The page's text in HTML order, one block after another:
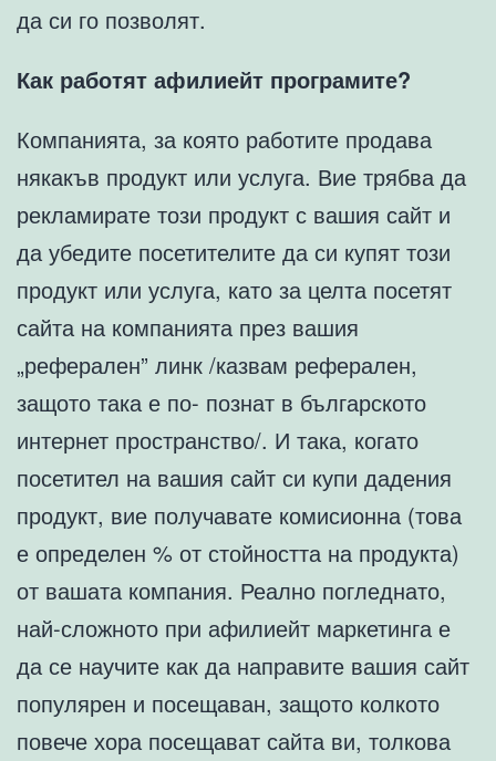
да си го позволят.
Как работят афилиейт програмите?
Компанията, за която работите продава
някакъв продукт или услуга. Вие трябва да
рекламирате този продукт с вашия сайт и
да убедите посетителите да си купят този
продукт или услуга, като за целта посетят
сайта на компанията през вашия
„реферален” линк /казвам реферален,
защото така е по- познат в българското
интернет пространство/. И така, когато
посетител на вашия сайт си купи дадения
продукт, вие получавате комисионна (това
е определен % от стойността на продукта)
от вашата компания. Реално погледнато,
най-сложното при афилиейт маркетинга е
да се научите как да направите вашия сайт
популярен и посещаван, защото колкото
повече хора посещават сайта ви, толкова